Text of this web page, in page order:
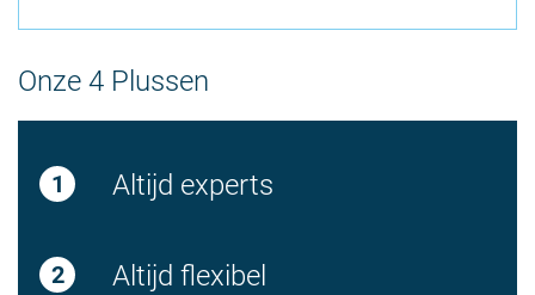
Onze 4 Plussen
Altijd experts
Altijd flexibel